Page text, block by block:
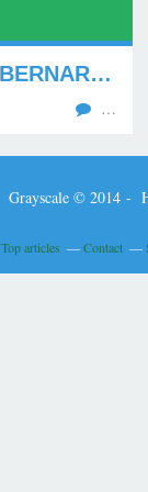
CHEYMOL JEAN BERNARD, LE TRAITÉ DU BREF.
…
Grayscale © 2014 -
Top articles Contact